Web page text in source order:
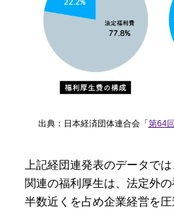
出典：日本経済団体連合会「 第64
上記経団連発表のデータで
関連の福利厚生は、法定外
半数近くを占め企業経営を圧